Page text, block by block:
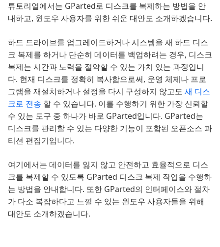
튜토리얼에서는 GParted로 디스크를 복제하는 방법을 안
내하고, 윈도우 사용자를 위한 쉬운 대안도 소개하겠습니다.
하드 드라이브를 업그레이드하거나 시스템을 새 하드 디스
크 복제를 하거나 단순히 데이터를 백업하려는 경우, 디스크
복제는 시간과 노력을 절약할 수 있는 가치 있는 과정입니
다. 현재 디스크를 정확히 복사함으로써, 운영 체제나 프로
그램을 재설치하거나 설정을 다시 구성하지 않고도 새 디스
크로 전송 할 수 있습니다. 이를 수행하기 위한 가장 신뢰할
수 있는 도구 중 하나가 바로 GParted입니다. GParted는
디스크를 관리할 수 있는 다양한 기능이 포함된 오픈소스 파
티션 편집기입니다.
여기에서는 데이터를 잃지 않고 안전하고 효율적으로 디스
크를 복제할 수 있도록 GParted 디스크 복제 작업을 수행하
는 방법을 안내합니다. 또한 GParted의 인터페이스와 절차
가 다소 복잡하다고 느낄 수 있는 윈도우 사용자들을 위해
대안도 소개하겠습니다.